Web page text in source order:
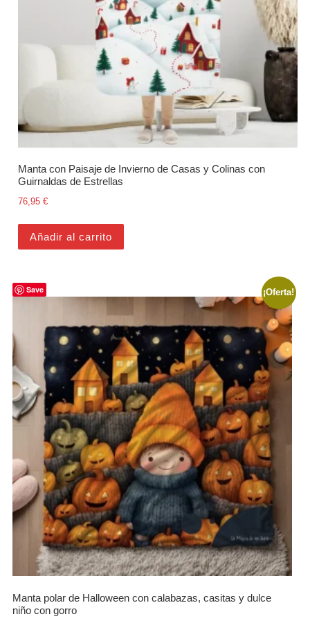
Manta con Paisaje de Invierno de Casas y Colinas con
Guirnaldas de Estrellas
76,95€
Añadir al carrito
Save ¡Oferta!
Manta polar de Halloween con calabazas, casitas y dulce
niño con gorro